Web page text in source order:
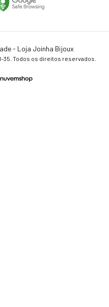
- Loja Joinha Bijoux
Todos os direitos reservados.